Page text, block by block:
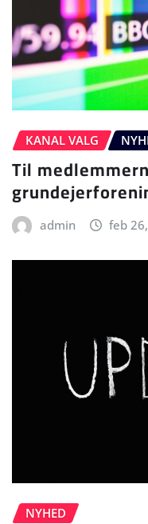
KANAL VALG
Til
admin feb
NYHED